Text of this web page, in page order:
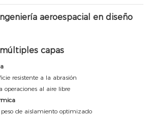
aeroespacial en diseño
capas
resistente a la abrasión
operaciones al aire libre
peso de aislamiento optimizado